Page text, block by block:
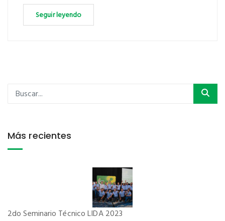
Seguir leyendo
Más recientes
2do Seminario Técnico LIDA 2023